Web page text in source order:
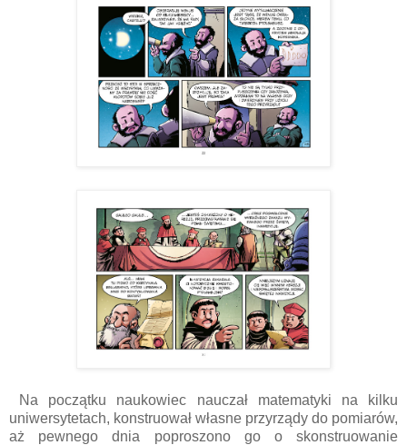
Na początku naukowiec nauczał matematyki na kilku
uniwersytetach, konstruował własne przyrządy do pomiarów,
aż pewnego dnia poproszono go o skonstruowanie